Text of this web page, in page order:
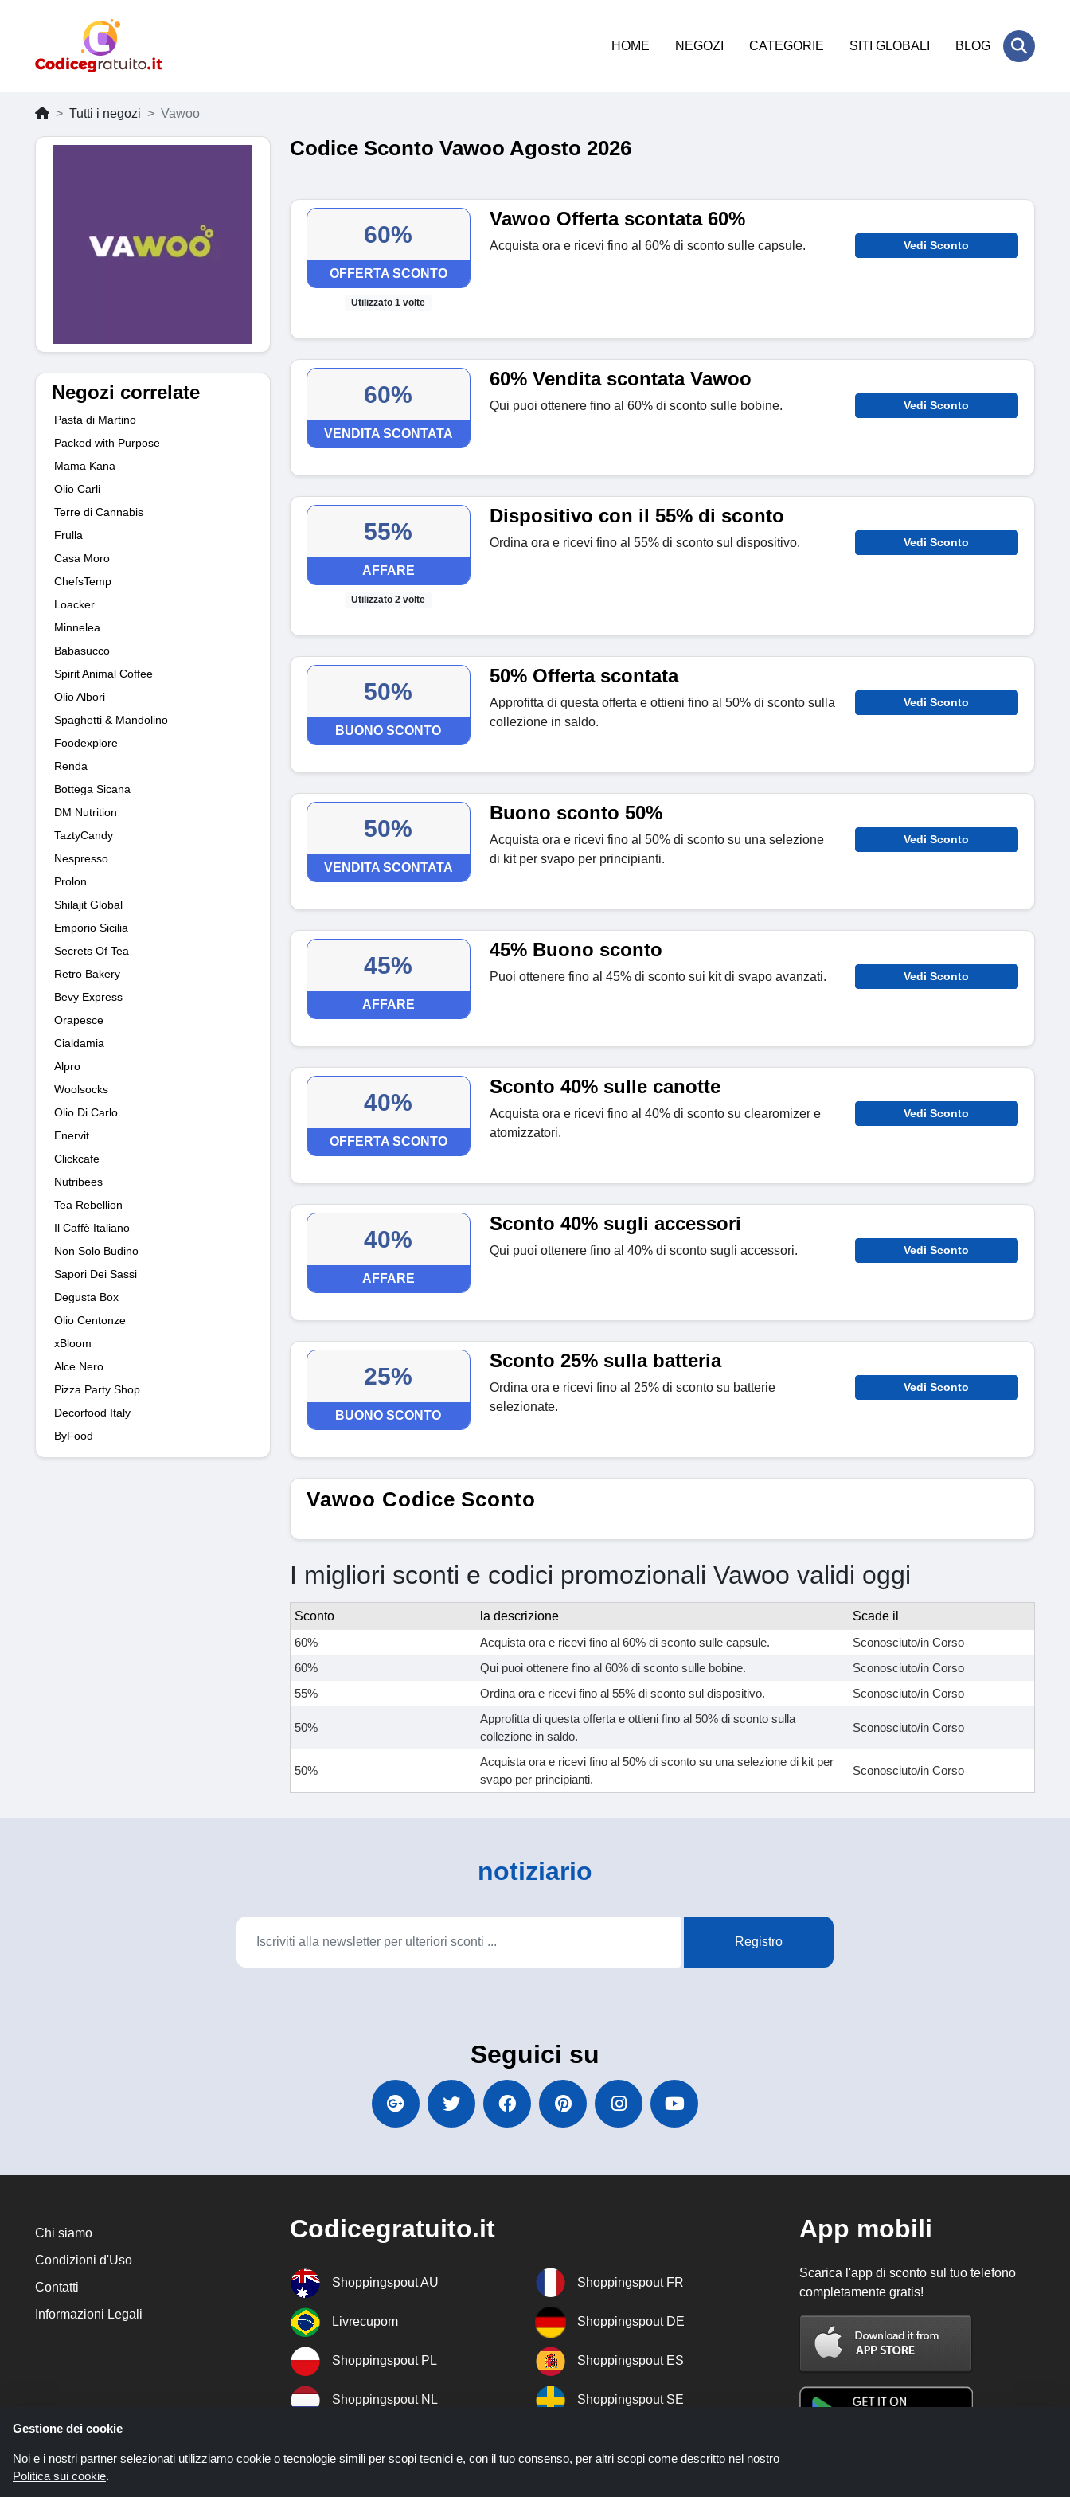
HOME NEGOZI CATEGORIE SITI GLOBALI BLOG
Tutti i negozi Vawoo
Negozi correlate
Pasta di Martino
Packed with Purpose
Mama Kana
Olio Carli
Terre di Cannabis
Frulla
Casa Moro
ChefsTemp
Loacker
Minnelea
Babasucco
Spirit Animal Coffee
Olio Albori
Spaghetti & Mandolino
Foodexplore
Renda
Bottega Sicana
DM Nutrition
TaztyCandy
Nespresso
Prolon
Shilajit Global
Emporio Sicilia
Secrets Of Tea
Retro Bakery
Bevy Express
Orapesce
Cialdamia
Alpro
Woolsocks
Olio Di Carlo
Enervit
Clickcafe
Nutribees
Tea Rebellion
Il Caffè Italiano
Non Solo Budino
Sapori Dei Sassi
Degusta Box
Olio Centonze
xBloom
Alce Nero
Pizza Party Shop
Decorfood Italy
ByFood
Codice Sconto Vawoo Agosto 2026
60%
OFFERTA SCONTO
Utilizzato 1 volte
Vawoo Offerta scontata 60%
Acquista ora e ricevi fino al 60% di sconto sulle capsule. Vedi Sconto
60%
VENDITA SCONTATA
60% Vendita scontata Vawoo
Qui puoi ottenere fino al 60% di sconto sulle bobine. Vedi Sconto
55%
AFFARE
Utilizzato 2 volte
Dispositivo con il 55% di sconto
Ordina ora e ricevi fino al 55% di sconto sul dispositivo. Vedi Sconto
50%
BUONO SCONTO
50% Offerta scontata
Approfitta di questa offerta e ottieni fino al 50% di sconto sulla
collezione in saldo.
Vedi Sconto
50%
VENDITA SCONTATA
Buono sconto 50%
Acquista ora e ricevi fino al 50% di sconto su una selezione
di kit per svapo per principianti.
Vedi Sconto
45%
AFFARE
45% Buono sconto
Puoi ottenere fino al 45% di sconto sui kit di svapo avanzati. Vedi Sconto
40%
OFFERTA SCONTO
Sconto 40% sulle canotte
Acquista ora e ricevi fino al 40% di sconto su clearomizer e
atomizzatori.
Vedi Sconto
40%
AFFARE
Sconto 40% sugli accessori
Qui puoi ottenere fino al 40% di sconto sugli accessori. Vedi Sconto
25%
BUONO SCONTO
Sconto 25% sulla batteria
Ordina ora e ricevi fino al 25% di sconto su batterie
selezionate.
Vedi Sconto
Vawoo Codice Sconto
I migliori sconti e codici promozionali Vawoo validi oggi
Sconto la descrizione
Scade il
60%
Acquista ora e ricevi fino al 60% di sconto sulle capsule.
Sconosciuto/in Corso
60%
Qui puoi ottenere fino al 60% di sconto sulle bobine.
Sconosciuto/in Corso
55%
Ordina ora e ricevi fino al 55% di sconto sul dispositivo. Sconosciuto/in Corso
50%
Approfitta di questa offerta e ottieni fino al 50% di sconto sulla
collezione in saldo.
Sconosciuto/in Corso
50%
Acquista ora e ricevi fino al 50% di sconto su una selezione di kit per
svapo per principianti.
Sconosciuto/in Corso
notiziario
Registro
Seguici su
Chi siamo
Condizioni d'Uso
Contatti
Informazioni Legali
Codicegratuito.it
Shoppingspout AU Shoppingspout FR
Livrecupom Shoppingspout DE
Shoppingspout PL Shoppingspout ES
Shoppingspout NL Shoppingspout SE
App mobili
Scarica l'app di sconto sul tuo telefono
completamente gratis!
Gestione dei cookie
Noi e i nostri partner selezionati utilizziamo cookie o tecnologie simili per scopi tecnici e, con il tuo consenso, per altri scopi come descritto nel nostro
Politica sui cookie.